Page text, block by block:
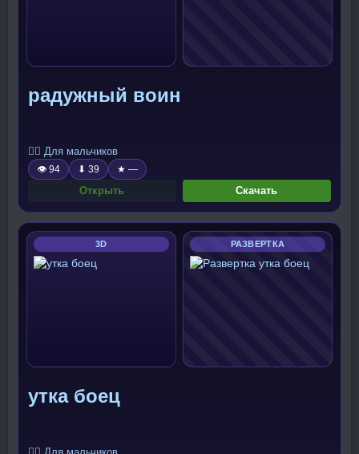
радужный воин
🧍‍♂️ Для мальчиков
👁 94 ⬇ 39 ★ —
Открыть Скачать
3D РАЗВЕРТКА
утка боец